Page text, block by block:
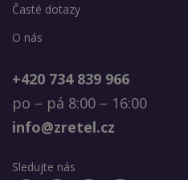
Časté dotazy
O nás
+420 734 839 966
po – pá 8:00 – 16:00
info@zretel.cz
Sledujte nás